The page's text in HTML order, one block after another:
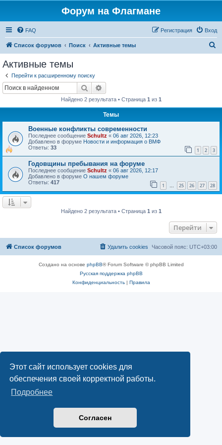
Этот сайт использует cookies для
обеспечения своей корректной работы.
Подробнее
Согласен
Форум на Флагмане
FAQ Вход
Регистрация
Список форумов Поиск Активные темы
Активные темы
Перейти к расширенному поиску
Поиск
Найдено 2 результата • Страница 1 из 1
Темы
Военные конфликты современности
Последнее сообщение Schultz « 06 авг 2026, 12:23
Добавлено в форуме Новости и информация о ВМФ
Ответы: 33 1 2 3
Годовщины пребывания на форуме
Последнее сообщение Schultz « 06 авг 2026, 12:17
Добавлено в форуме О нашем форуме
Ответы: 417 1 … 25 26 27 28
Найдено 2 результата • Страница 1 из 1
Перейти
Список форумов Часовой пояс: UTC+03:00
Удалить cookies
Создано на основе phpBB® Forum Software © phpBB Limited
Русская поддержка phpBB
Конфиденциальность| Правила